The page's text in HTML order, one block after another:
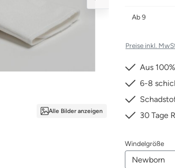
Alle Bilder anzeigen
Ab9
Preise inkl.
Aus
6-8
30 Tage
Windelgröße